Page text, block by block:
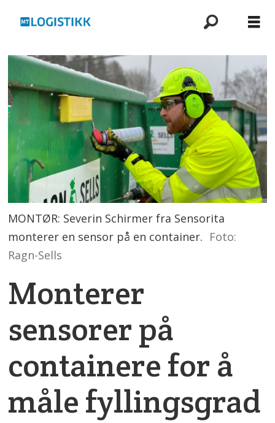
MONTØR: Severin Schirmer fra Sensorita
monterer en sensor på en container. Foto:
Ragn-Sells
Monterer
sensorer på
containere for å
måle fyllingsgrad